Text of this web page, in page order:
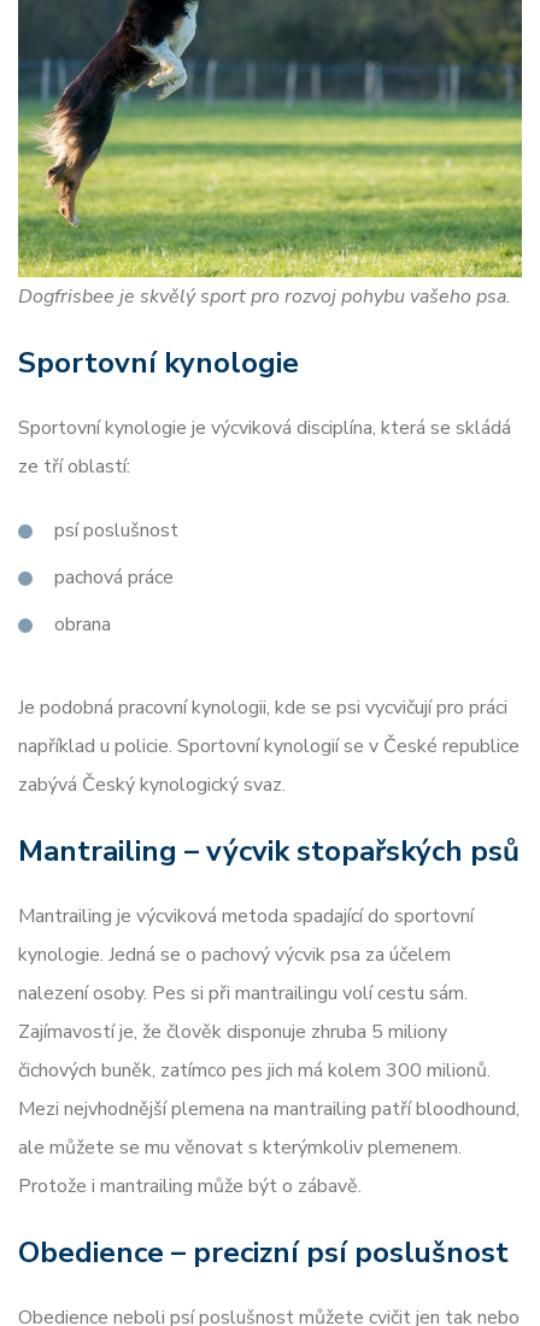
Dogfrisbee je skvělý sport pro rozvoj pohybu vašeho psa.
Sportovní kynologie
Sportovní kynologie je výcviková disciplína, která se skládá
ze tří oblastí:
psí poslušnost
pachová práce
obrana
Je podobná pracovní kynologii, kde se psi vycvičují pro práci
například u policie. Sportovní kynologií se v České republice
zabývá Český kynologický svaz.
Mantrailing – výcvik stopařských psů
Mantrailing je výcviková metoda spadající do sportovní
kynologie. Jedná se o pachový výcvik psa za účelem
nalezení osoby. Pes si při mantrailingu volí cestu sám.
Zajímavostí je, že člověk disponuje zhruba 5 miliony
čichových buněk, zatímco pes jich má kolem 300 milionů.
Mezi nejvhodnější plemena na mantrailing patří bloodhound,
ale můžete se mu věnovat s kterýmkoliv plemenem.
Protože i mantrailing může být o zábavě.
Obedience – precizní psí poslušnost
Obedience neboli psí poslušnost můžete cvičit jen tak nebo